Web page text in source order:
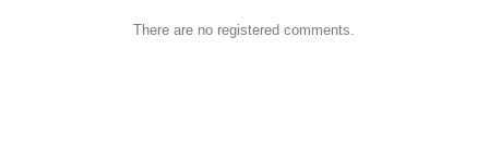
There are no registered comments.